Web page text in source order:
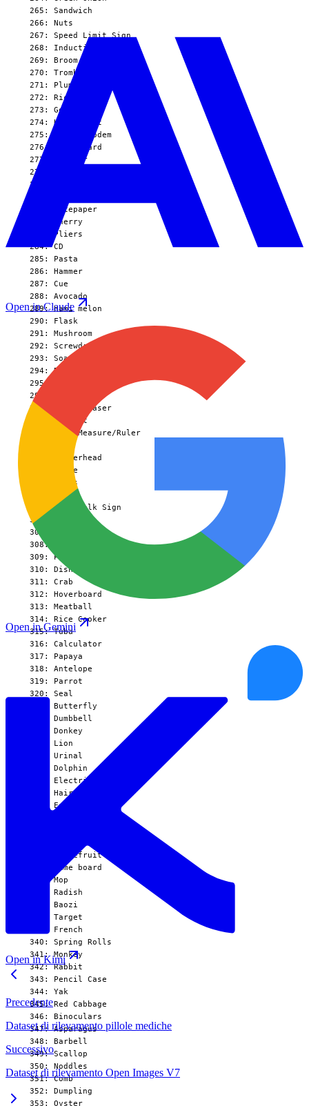
  265: Sandwich
  266: Nuts
  267: Speed Limit Sign
  268: Induction Cooker
  269: Broom
  270: Trombone
  271: Plum
  272: Rickshaw
  273: Goldfish
  274: Kiwi fruit
  275: Router/modem
  276: Poker Card
  277: Toaster
  278: Shrimp
  279: Sushi
  280: Cheese
  281: Notepaper
  282: Cherry
  283: Pliers
  284: CD
  285: Pasta
  286: Hammer
  287: Cue
  288: Avocado
  289: Hami melon
  290: Flask
  291: Mushroom
  292: Screwdriver
  293: Soap
  294: Recorder
  295: Bear
  296: Eggplant
  297: Board Eraser
  298: Coconut
  299: Tape Measure/Ruler
  301: Showerhead
  302: Globe
  303: Chips
  304: Steak
  305: Crosswalk Sign
  306: Stapler
  307: Camel
  308: Formula 1
  309: Pomegranate
  310: Dishwasher
  311: Crab
  312: Hoverboard
  313: Meatball
  314: Rice Cooker
  315: Tuba
  316: Calculator
  317: Papaya
  318: Antelope
  319: Parrot
  320: Seal
  321: Butterfly
  322: Dumbbell
  323: Donkey
  324: Lion
  325: Urinal
  326: Dolphin
  327: Electric Drill
  328: Hair Dryer
  329: Egg tart
  333: Grapefruit
  334: Game board
  335: Mop
  336: Radish
  337: Baozi
  338: Target
  339: French
  340: Spring Rolls
  341: Monkey
  342: Rabbit
  343: Pencil Case
  344: Yak
  345: Red Cabbage
  346: Binoculars
  347: Asparagus
  348: Barbell
  349: Scallop
  350: Noddles
  351: Comb
  352: Dumpling
  353: Oyster
Open in Claude
Open in Gemini
Open in Kimi
Precedente
Dataset di rilevamento pillole mediche
Successivo
Dataset di rilevamento Open Images V7